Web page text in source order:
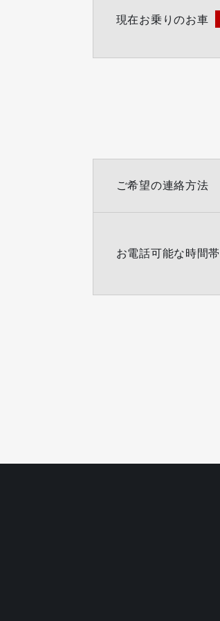
現在お乗りのお車
ご希望の連絡方法
お電話可能な時間帯